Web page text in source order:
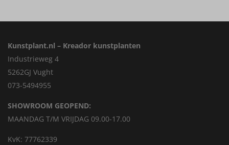
Kunstplant.nl – Kreador kunstplanten
Industrieweg 4
5262GJ Vught
073-5494955
SHOWROOM GEOPEND:
MAANDAG T/M VRIJDAG 09.00-17.00
KvK: 77762339